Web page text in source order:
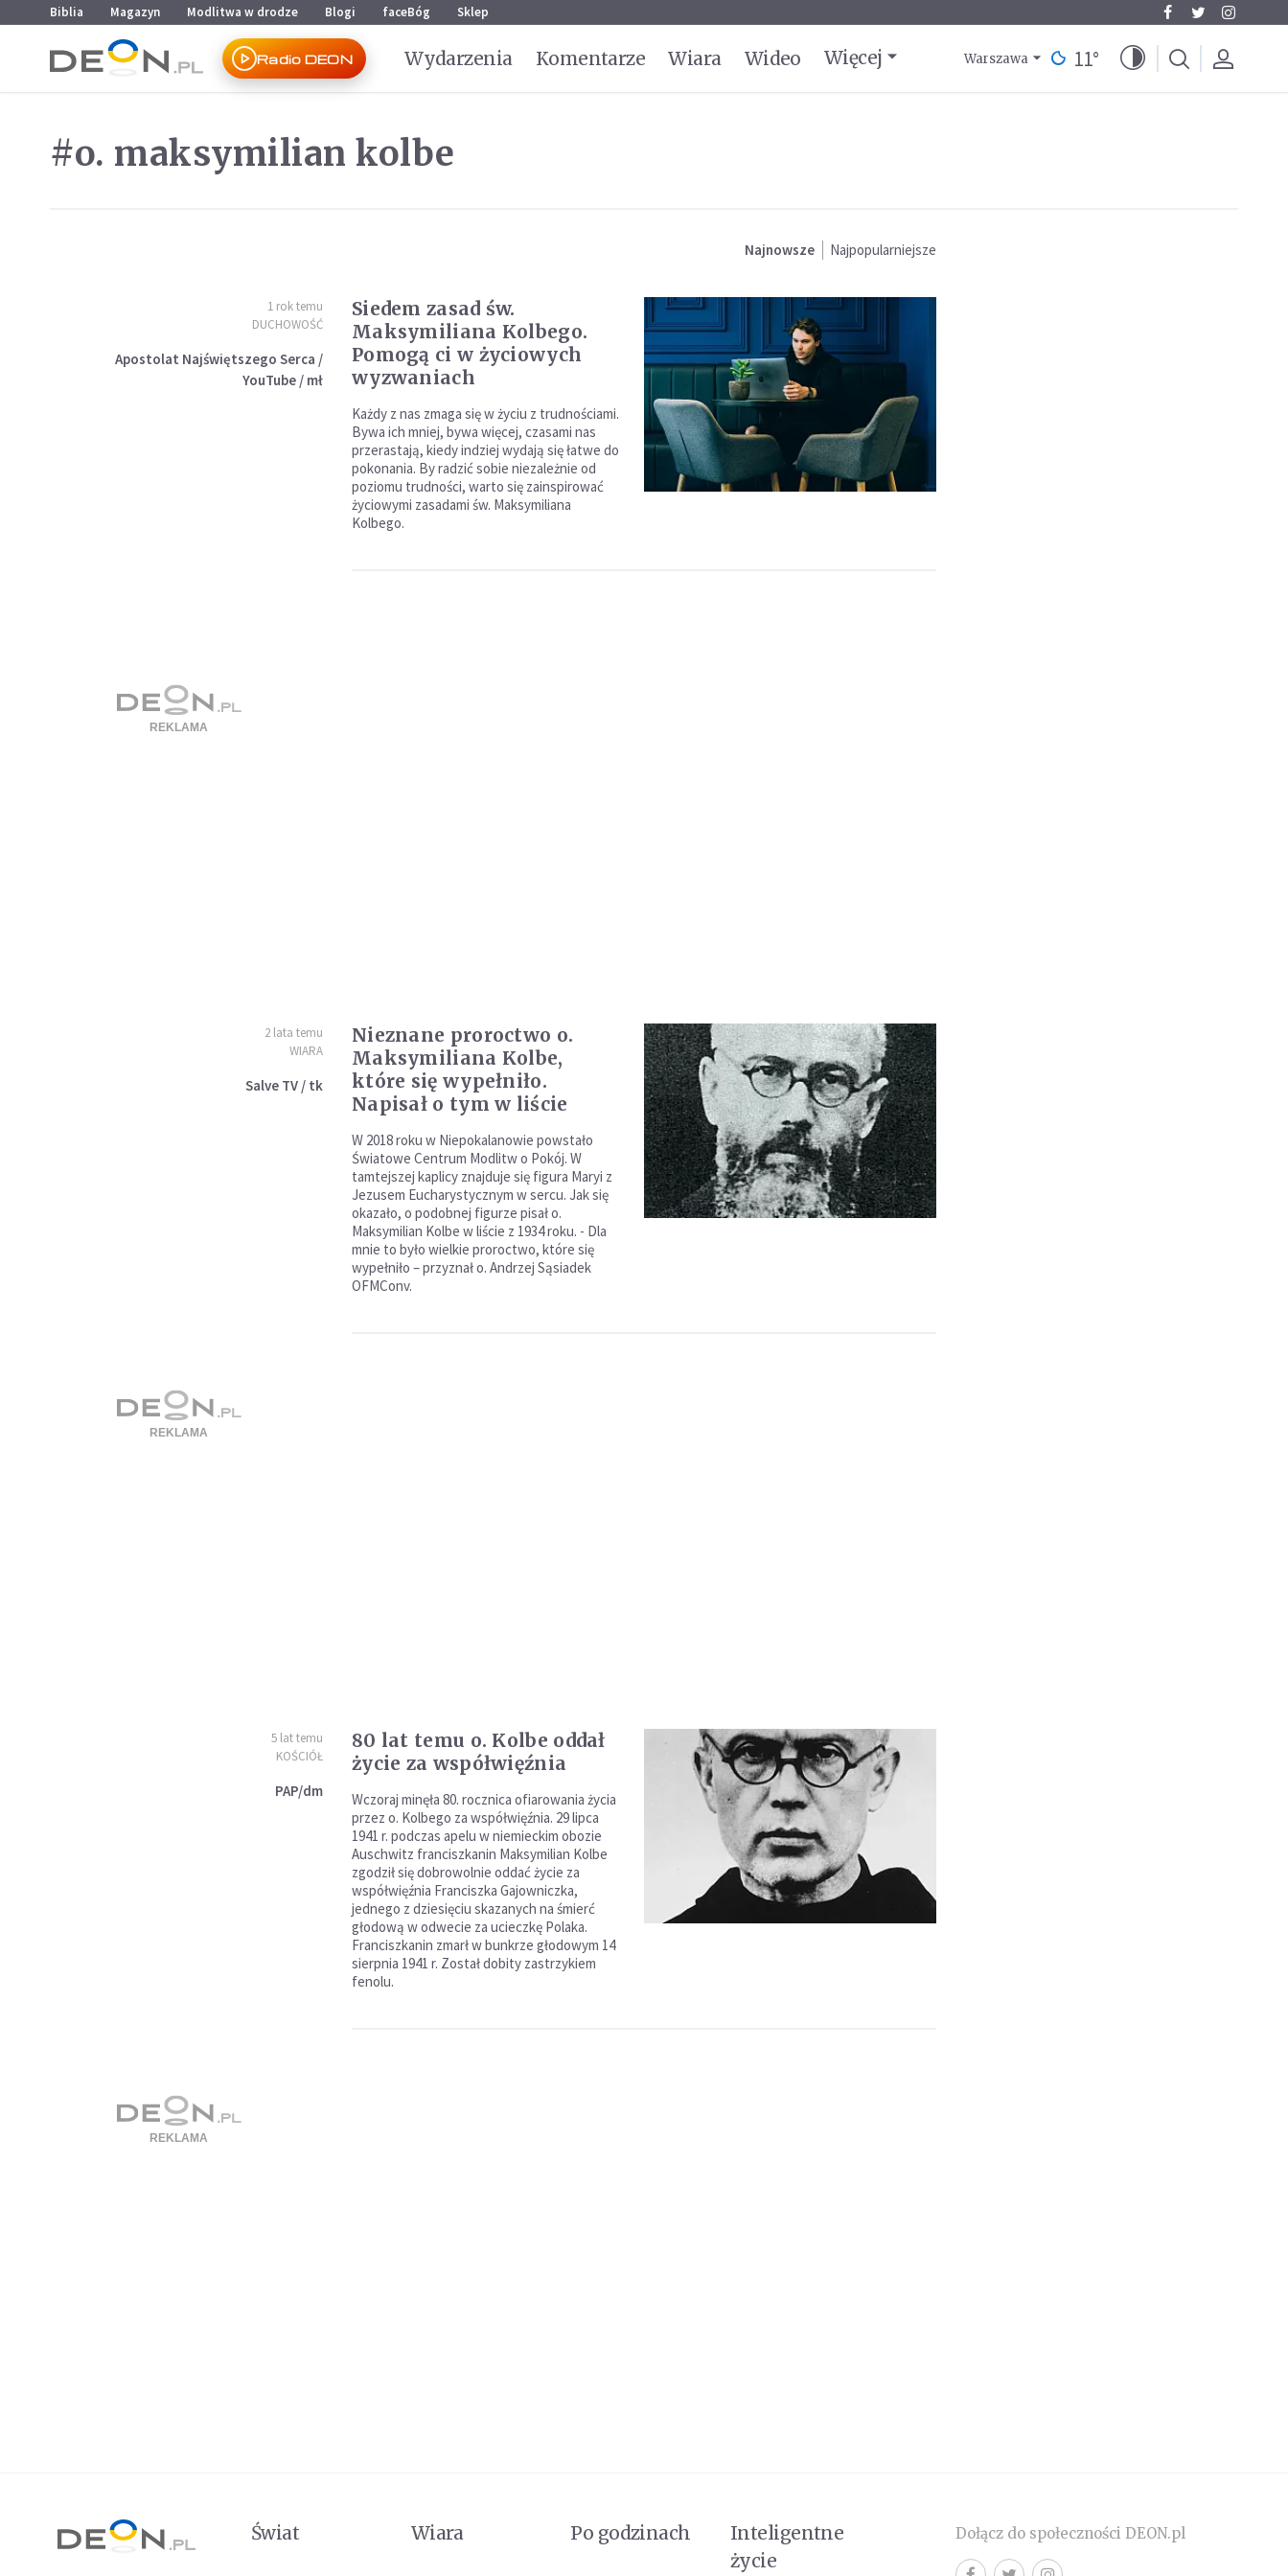
Przejdź do menu głównego
Przejdź do treści
Biblia Magazyn Modlitwa w drodze Blogi faceBóg Sklep
Radio DEON Wydarzenia Komentarze Wiara Wideo Więcej Warszawa 11°
#o. maksymilian kolbe
Najnowsze Najpopularniejsze
1 rok temu
DUCHOWOŚĆ
Apostolat Najświętszego Serca /
YouTube / mł
Siedem zasad św.
Maksymiliana Kolbego.
Pomogą ci w życiowych
wyzwaniach
Każdy z nas zmaga się w życiu z trudnościami.
Bywa ich mniej, bywa więcej, czasami nas
przerastają, kiedy indziej wydają się łatwe do
pokonania. By radzić sobie niezależnie od
poziomu trudności, warto się zainspirować
życiowymi zasadami św. Maksymiliana
Kolbego.
2 lata temu
WIARA
Salve TV / tk
Nieznane proroctwo o.
Maksymiliana Kolbe,
które się wypełniło.
Napisał o tym w liście
W 2018 roku w Niepokalanowie powstało
Światowe Centrum Modlitw o Pokój. W
tamtejszej kaplicy znajduje się figura Maryi z
Jezusem Eucharystycznym w sercu. Jak się
okazało, o podobnej figurze pisał o.
Maksymilian Kolbe w liście z 1934 roku. - Dla
mnie to było wielkie proroctwo, które się
wypełniło – przyznał o. Andrzej Sąsiadek
OFMConv.
5 lat temu
KOŚCIÓŁ
PAP/dm
80 lat temu o. Kolbe oddał
życie za współwięźnia
Wczoraj minęła 80. rocznica ofiarowania życia
przez o. Kolbego za współwięźnia. 29 lipca
1941 r. podczas apelu w niemieckim obozie
Auschwitz franciszkanin Maksymilian Kolbe
zgodził się dobrowolnie oddać życie za
współwięźnia Franciszka Gajowniczka,
jednego z dziesięciu skazanych na śmierć
głodową w odwecie za ucieczkę Polaka.
Franciszkanin zmarł w bunkrze głodowym 14
sierpnia 1941 r. Został dobity zastrzykiem
fenolu.
Świat Wiara Po godzinach
Inteligentne
życie
Dołącz do społeczności DEON.pl